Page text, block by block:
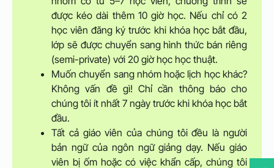
được kéo dài thêm 10 giờ học. Nếu chỉ có 2
học viên đăng ký trước khi khóa học bắt đầu,
lớp sẽ được chuyển sang hình thức bán riêng
(semi-private) với 20 giờ học học thuật.
Muốn chuyển sang nhóm hoặc lịch học khác?
Không vấn đề gì! Chỉ cần thông báo cho
chúng tôi ít nhất 7 ngày trước khi khóa học bắt
đầu.
Tất cả giáo viên của chúng tôi đều là người
bản ngữ của ngôn ngữ giảng dạy. Nếu giáo
viên bị ốm hoặc có việc khẩn cấp, chúng tôi